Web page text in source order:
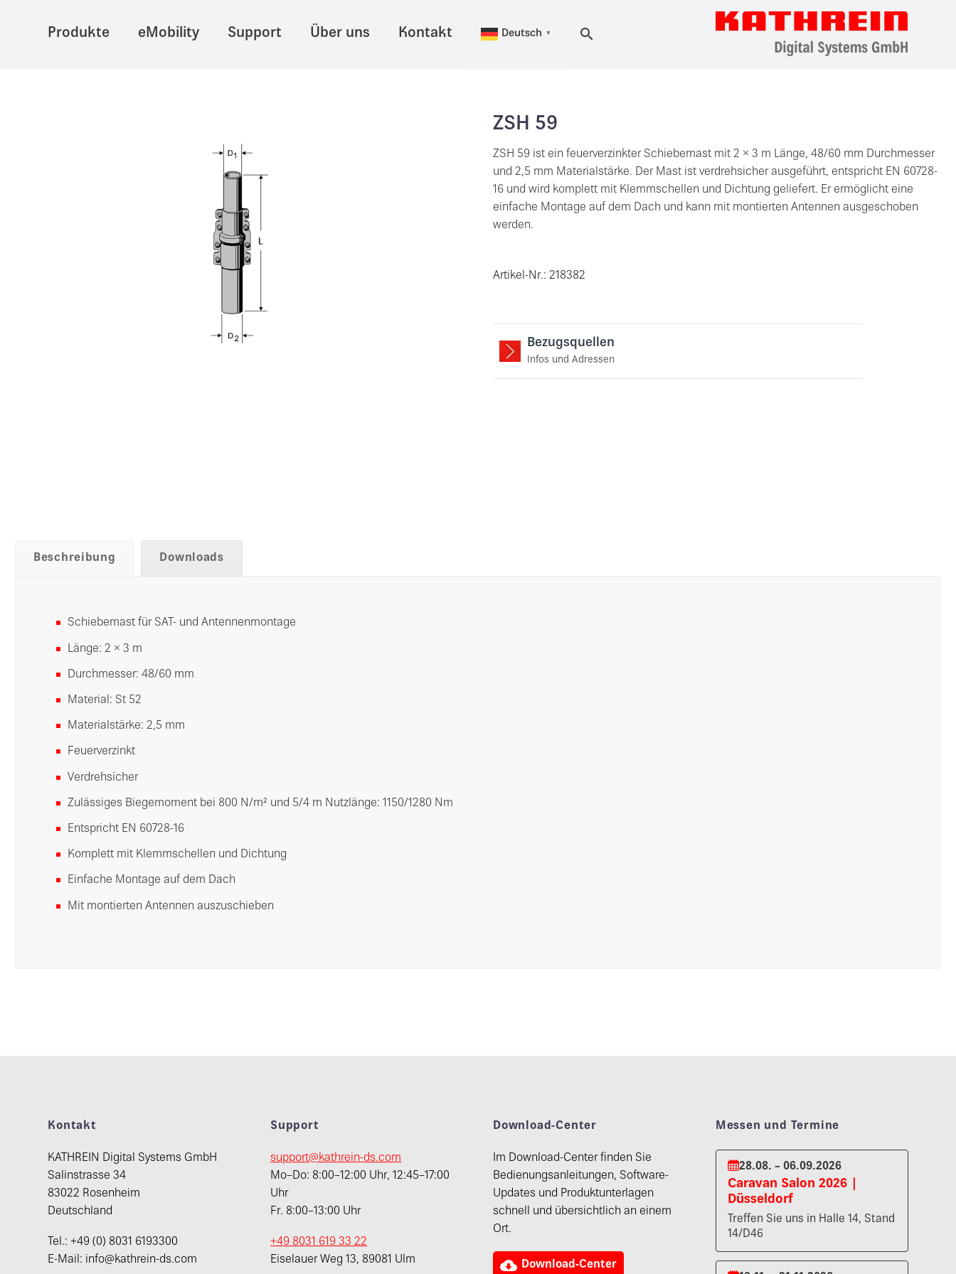
Produkte eMobility Support Über uns Kontakt Deutsch ▼
ZSH 59
ZSH 59 ist ein feuerverzinkter Schiebemast mit 2 × 3 m Länge, 48/60 mm Durchmesser
und 2,5 mm Materialstärke. Der Mast ist verdrehsicher ausgeführt, entspricht EN 60728-
16 und wird komplett mit Klemmschellen und Dichtung geliefert. Er ermöglicht eine
einfache Montage auf dem Dach und kann mit montierten Antennen ausgeschoben
werden.
Artikel-Nr.: 218382
Bezugsquellen
Infos und Adressen
Beschreibung Downloads
Schiebemast für SAT- und Antennenmontage
Länge: 2 × 3 m
Durchmesser: 48/60 mm
Material: St 52
Materialstärke: 2,5 mm
Feuerverzinkt
Verdrehsicher
Zulässiges Biegemoment bei 800 N/m² und 5/4 m Nutzlänge: 1150/1280 Nm
Entspricht EN 60728-16
Komplett mit Klemmschellen und Dichtung
Einfache Montage auf dem Dach
Mit montierten Antennen auszuschieben
Kontakt
KATHREIN Digital Systems GmbH
Salinstrasse 34
83022 Rosenheim
Deutschland
Tel.: +49 (0) 8031 6193300
E-Mail: info@kathrein-ds.com
Support
support@kathrein-ds.com
Mo–Do: 8:00–12:00 Uhr, 12:45–17:00
Uhr
Fr. 8:00–13:00 Uhr
+49 8031 619 33 22
Eiselauer Weg 13, 89081 Ulm
Download-Center
Im Download-Center finden Sie
Bedienungsanleitungen, Software-
Updates und Produktunterlagen
schnell und übersichtlich an einem
Ort.
 Download-Center
Messen und Termine
28.08. – 06.09.2026
Caravan Salon 2026 |
Düsseldorf
Treffen Sie uns in Halle 14, Stand
14/D46